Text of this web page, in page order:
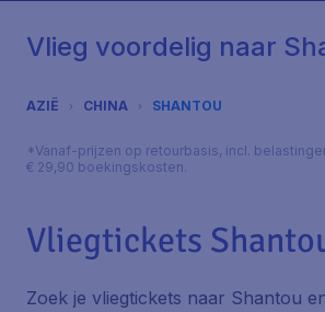
Vlieg voordelig naar
AZIË CHINA SHANTOU
*Vanaf-prijzen op retourbasis, incl.
€ 29,90 boekingskosten.
Vliegtickets
Zoek je vliegtickets naar Shantou